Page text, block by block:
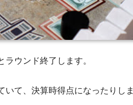
ウンド終了します。
て、決算時得点になったりしま